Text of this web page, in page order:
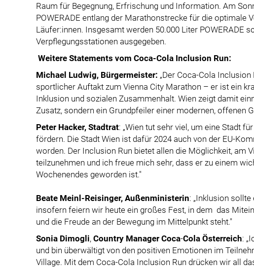
Raum für Begegnung, Erfrischung und Information. Am
POWERADE entlang der Marathonstrecke für die optimale
Läufer:innen. Insgesamt werden 50.000 Liter POWERADE
Verpflegungsstationen ausgegeben.
Weitere Statements vom Coca-Cola Inclusion Run:
Michael Ludwig, Bürgermeister: „Der Coca-Cola
sportlicher Auftakt zum Vienna City Marathon – er ist ein
Inklusion und sozialen Zusammenhalt. Wien zeigt damit
Zusatz, sondern ein Grundpfeiler einer modernen, offenen
Peter Hacker, Stadtrat: „Wien tut sehr viel, um eine Stadt
fördern. Die Stadt Wien ist dafür 2024 auch von der EU-
worden. Der Inclusion Run bietet allen die Möglichkeit, am
teilzunehmen und ich freue mich sehr, dass er zu einem
Wochenendes geworden ist."
Beate Meinl-Reisinger, Außenministerin: „Inklusion
insofern feiern wir heute ein großes Fest, in dem das
und die Freude an der Bewegung im Mittelpunkt steht."
Sonia Dimogli, Country Manager Coca-Cola Österreich:
und bin überwältigt von den positiven Emotionen im
Village. Mit dem Coca-Cola Inclusion Run drücken wir all